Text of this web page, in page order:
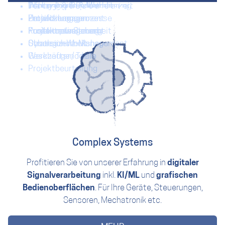
Wartung & Support
Informationssicherheit
Projektmanagement
Technologien & Machbarkeit
Umsetzung
Produkterweiterung
Debugging & Problemlösung
Zertifizierungen
Kostenoptimierung
Obsoleszenz-Management
Entwicklungsprozesse
Funktionale Sicherheit
Cybersicherheit
Werkzeuge / Tools
Projektmanagement / Management
Projektmanagement
Strategie-Workshops
Geschäftsmodelle
Projektbeurteilung
Complex Systems
Profitieren Sie von unserer Erfahrung in digitaler
Signalverarbeitung inkl. KI/ML und grafischen
Bedienoberflächen. Für Ihre Geräte, Steuerungen,
Sensoren, Mechatronik etc.